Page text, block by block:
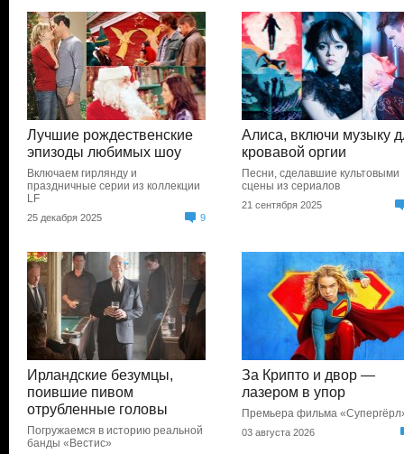
Лучшие рождественские
эпизоды любимых шоу
Включаем гирлянду и
праздничные серии из коллекции
LF
25 декабря 2025 9
Алиса, включи музыку
кровавой оргии
Песни, сделавшие культовыми
сцены из сериалов
21 сентября 2025
Ирландские безумцы,
поившие пивом
отрубленные головы
Погружаемся в историю реальной
банды «Вестис»
За Крипто и двор —
лазером в упор
Премьера фильма
03 августа 2026